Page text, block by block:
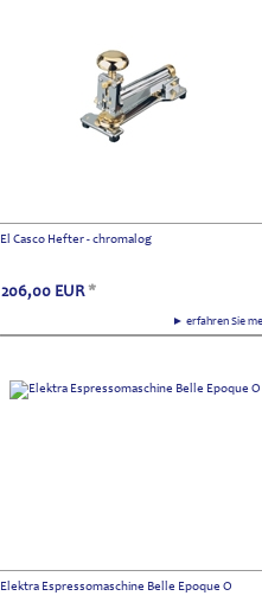
El Casco Hefter - chromalog
► erfahren Sie
206,00 EUR *
Elektra Espressomaschine Belle Epoque O